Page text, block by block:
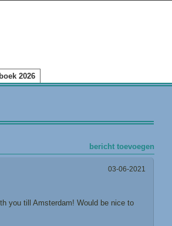
2026
bericht toevoegen
03-06-2021
you till Amsterdam! Would be nice to